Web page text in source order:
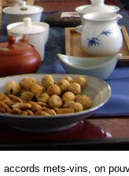
accords mets-vins, on